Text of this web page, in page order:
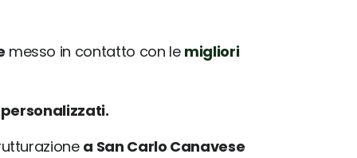
messo in contatto con le migliori
personalizzati.
a San Carlo Canavese